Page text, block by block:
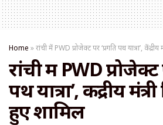
Home »रांची में PWD प्रोजेक्ट पर ‘प्रगति पथ यात्रा’,
रांची में PWD प्रोजेक्ट
पथ यात्रा’, केंद्रीय
हुए शामिल